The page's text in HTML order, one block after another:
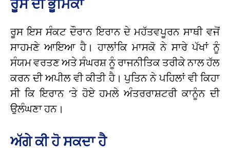
ਰੂਸ ਦੀ ਭੂਮਿਕਾ
ਰੂਸ ਇਸ ਸੰਕਟ ਦੌਰਾਨ ਇਰਾਨ ਦੇ ਮਹੱਤਵਪੂਰਨ ਸਾਥੀ ਵਜੋਂ
ਸਾਹਮਣੇ ਆਇਆ ਹੈ। ਹਾਲਾਂਕਿ ਮਾਸਕੋ ਨੇ ਸਾਰੇ ਪੱਖਾਂ ਨੂੰ
ਸੰਯਮ ਵਰਤਣ ਅਤੇ ਸੰਘਰਸ਼ ਨੂੰ ਰਾਜਨੀਤਿਕ ਤਰੀਕੇ ਨਾਲ ਹੱਲ
ਕਰਨ ਦੀ ਅਪੀਲ ਵੀ ਕੀਤੀ ਹੈ। ਪੁਤਿਨ ਨੇ ਪਹਿਲਾਂ ਵੀ ਕਿਹਾ
ਸੀ ਕਿ ਇਰਾਨ ‘ਤੇ ਹੋਏ ਹਮਲੇ ਅੰਤਰਰਾਸ਼ਟਰੀ ਕਾਨੂੰਨ ਦੀ
ਉਲੰਘਣਾ ਹਨ।
ਅੱਗੇ ਕੀ ਹੋ ਸਕਦਾ ਹੈ